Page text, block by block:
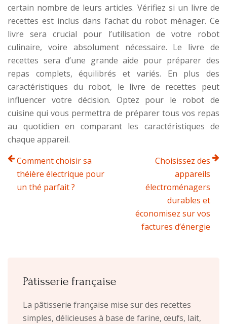
certain nombre de leurs articles. Vérifiez si un livre de
recettes est inclus dans l’achat du robot ménager. Ce
livre sera crucial pour l’utilisation de votre robot
culinaire, voire absolument nécessaire. Le livre de
recettes sera d’une grande aide pour préparer des
repas complets, équilibrés et variés. En plus des
caractéristiques du robot, le livre de recettes peut
influencer votre décision. Optez pour le robot de
cuisine qui vous permettra de préparer tous vos repas
au quotidien en comparant les caractéristiques de
chaque appareil.
Comment choisir sa
théière électrique pour
un thé parfait ?
Choisissez des
appareils
électroménagers
durables et
économisez sur vos
factures d’énergie
Pâtisserie française
La pâtisserie française mise sur des recettes
simples, délicieuses à base de farine, œufs, lait,